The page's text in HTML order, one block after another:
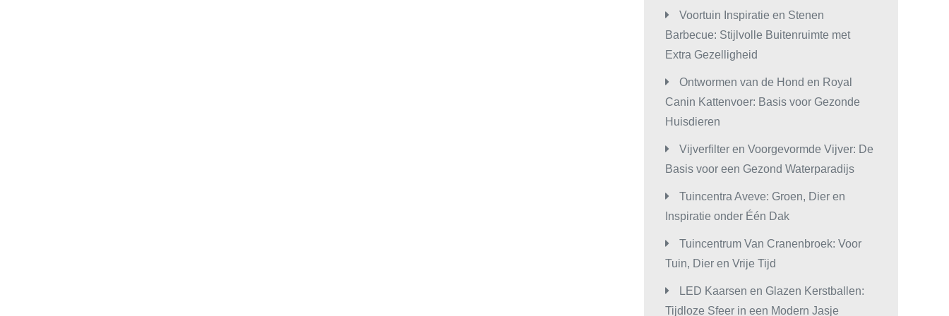
Voortuin Inspiratie en Stenen
Barbecue: Stijlvolle Buitenruimte met
Extra Gezelligheid
Ontwormen van de Hond en Royal
Canin Kattenvoer: Basis voor Gezonde
Huisdieren
Vijverfilter en Voorgevormde Vijver: De
Basis voor een Gezond Waterparadijs
Tuincentra Aveve: Groen, Dier en
Inspiratie onder Één Dak
Tuincentrum Van Cranenbroek: Voor
Tuin, Dier en Vrije Tijd
LED Kaarsen en Glazen Kerstballen:
Tijdloze Sfeer in een Modern Jasje